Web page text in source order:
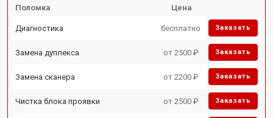
Поломка Цена
Диагностика бесплатно Заказать
Замена дуплекса от 2500 ₽ Заказать
Замена сканера от 2200 ₽ Заказать
Чистка блока проявки от 2500 ₽ Заказать